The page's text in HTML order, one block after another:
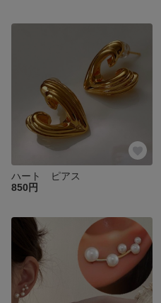
ハート ピアス
850円